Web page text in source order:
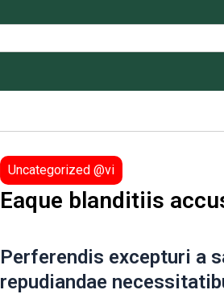
Uncategorized @vi
Eaque blanditiis
Perferendis excepturi a
repudiandae